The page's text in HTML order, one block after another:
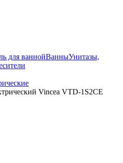
для ваннойВанныУнитазы,
Vincea VTD-1S2CE